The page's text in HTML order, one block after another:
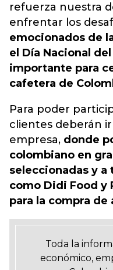
refuerza nuestra
enfrentar los
emocionados de
el Día Nacional
importante para
cafetera de
Para poder
clientes deberán
empresa, donde
colombiano en
seleccionadas y a
como Didi Food y
para la compra de
Toda la
económico,